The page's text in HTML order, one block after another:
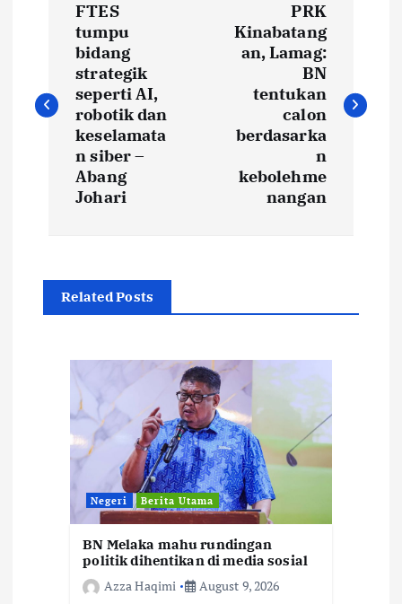
s
t
FTES
tumpu
bidang
strategik
seperti AI,
robotik dan
keselamata
n siber –
Abang
Johari
PRK
Kinabatang
an, Lamag:
BN
tentukan
calon
berdasarka
n
kebolehme
nangan
Related Posts
Negeri Berita Utama
BN Melaka mahu rundingan
politik dihentikan di media sosial
Azza Haqimi
August 9, 2026